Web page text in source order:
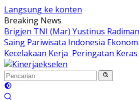
Langsung ke konten
Breaking News
Brigjen TNI (Mar) Yustinus
Saing Pariwisata Indonesia
Kecelakaan Kerja Peringatan